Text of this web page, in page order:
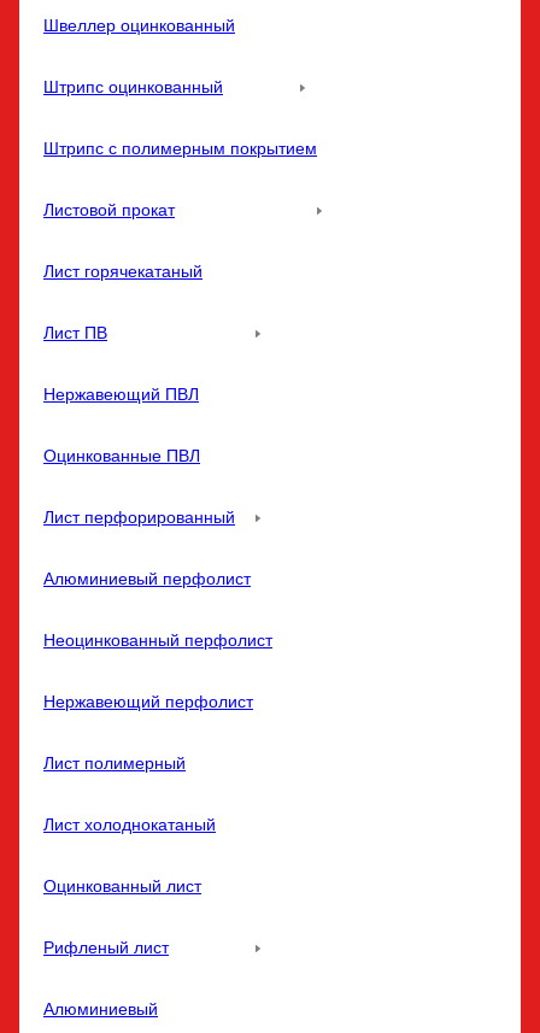
Швеллер оцинкованный
Штрипс оцинкованный
Штрипс с полимерным покрытием
Листовой прокат
Лист горячекатаный
Лист ПВ
Нержавеющий ПВЛ
Оцинкованные ПВЛ
Лист перфорированный
Алюминиевый перфолист
Неоцинкованный перфолист
Нержавеющий перфолист
Лист полимерный
Лист холоднокатаный
Оцинкованный лист
Рифленый лист
Алюминиевый